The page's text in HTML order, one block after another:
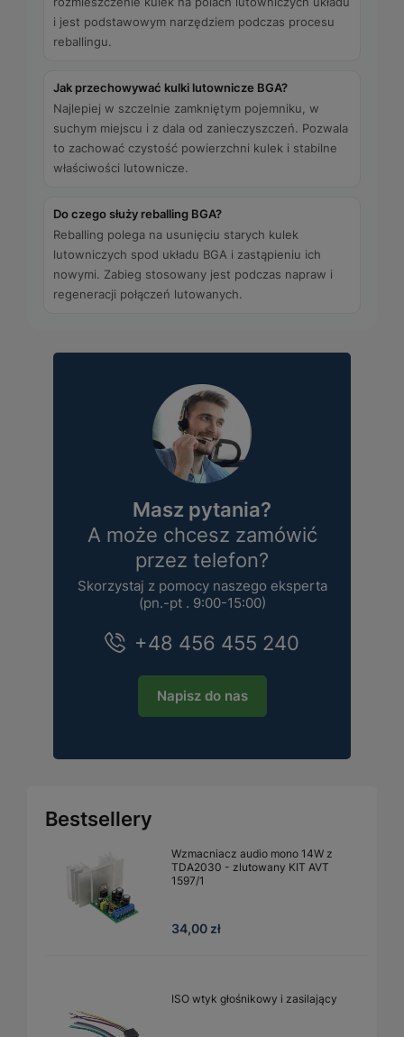
i jest podstawowym narzędziem podczas procesu
reballingu.
Jak przechowywać kulki lutownicze BGA?
Najlepiej w szczelnie zamkniętym pojemniku, w
suchym miejscu i z dala od zanieczyszczeń. Pozwala
to zachować czystość powierzchni kulek i stabilne
właściwości lutownicze.
Do czego służy reballing BGA?
Reballing polega na usunięciu starych kulek
lutowniczych spod układu BGA i zastąpieniu ich
nowymi. Zabieg stosowany jest podczas napraw i
regeneracji połączeń lutowanych.
Masz pytania?
A może chcesz zamówić
przez telefon?
Skorzystaj z pomocy naszego eksperta
(pn.-pt . 9:00-15:00)
+48 456 455 240
Napisz do nas
Bestsellery
Wzmacniacz audio mono 14W z
TDA2030 - zlutowany KIT AVT
1597/1
34,00 zł
ISO wtyk głośnikowy i zasilający